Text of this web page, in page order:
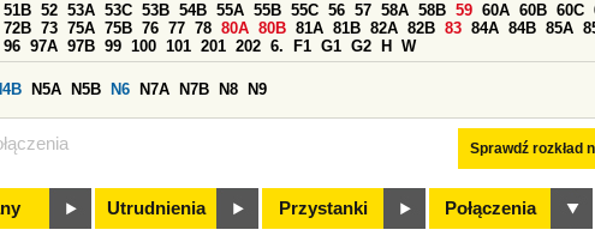
Sprawdź rozkład
51B 52 53A 53C 53B 54B 55A 55B 55C 56 57 58A 58B 59 60A 60B 60C
72B 73 75A 75B 76 77 78 80A 80B 81A 81B 82A 82B 83 84A 84B 85A
96 97A 97B 99 100 101 201 202 6. F1 G1 G2 H W
N5A N5B N6 N7A N7B N8 N9
Utrudnienia Przystanki Połączenia